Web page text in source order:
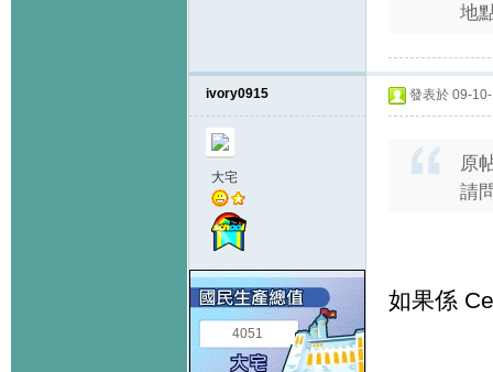
地
ivory0915
大宅
4051
發表於 09-
原
請
如果係